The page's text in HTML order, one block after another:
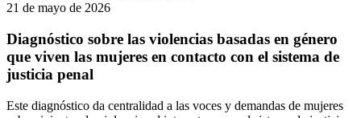
21 de mayo de 2026
Diagnóstico sobre las violencias basadas en género
que viven las mujeres en contacto con el sistema de
justicia penal
Este diagnóstico da centralidad a las voces y demandas de mujeres